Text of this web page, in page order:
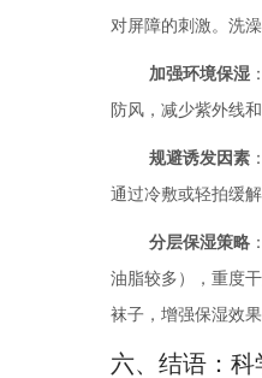
对屏障的刺激。洗
加强环境保湿
防风，减少紫外线
规避诱发因素
通过冷敷或轻拍缓
分层保湿策略
油脂较多），重度
袜子，增强保湿效果
六、结语：